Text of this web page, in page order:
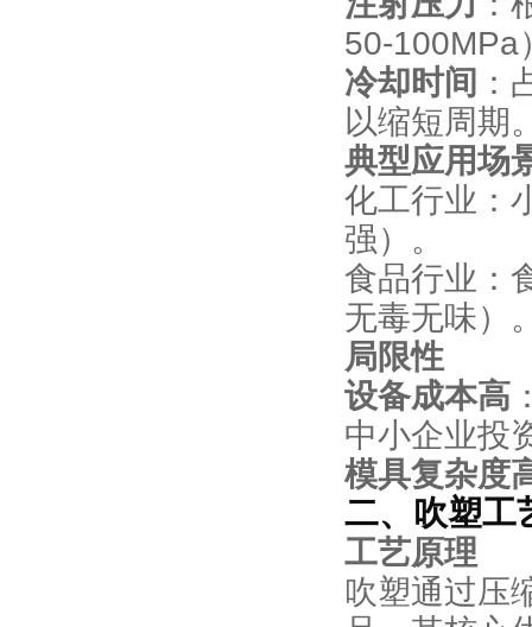
50-100MPa
冷却时间 ：
以缩短周期
典型应用场
化工行业：
强）。
食品行业：
无毒无味）
局限性
设备成本高
中小企业投
模具复杂度
二、吹塑工
工艺原理
吹塑通过压